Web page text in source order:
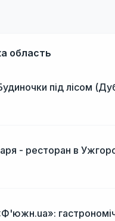
область
під лісом
- ресторан в